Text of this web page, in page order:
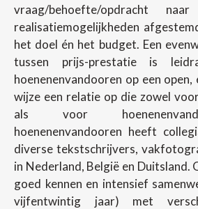
vraag/behoefte/opdracht
realisatiemogelijkheden
het doel én het budget. Een
tussen prijs-prestatie is
hoenenenvandooren op een
wijze een relatie op die zowel
als voor
hoenenenvandooren heeft
diverse tekstschrijvers,
in Nederland, België en Duitsland.
goed kennen en intensief
vijfentwintig jaar) met